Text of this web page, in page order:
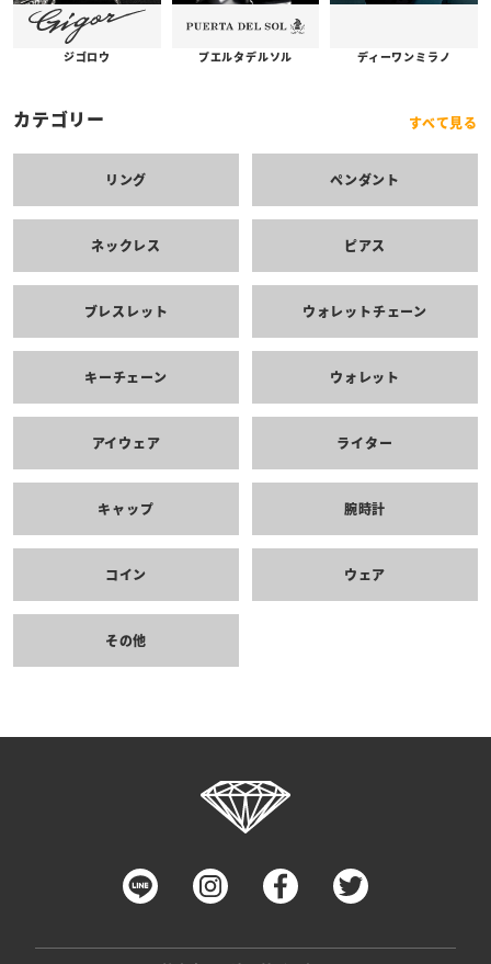
ジゴロウ プエルタデルソル ディーワンミラノ
カテゴリー すべて見る
リング ペンダント
ネックレス ピアス
ブレスレット ウォレットチェーン
キーチェーン ウォレット
アイウェア ライター
キャップ 腕時計
コイン ウェア
その他